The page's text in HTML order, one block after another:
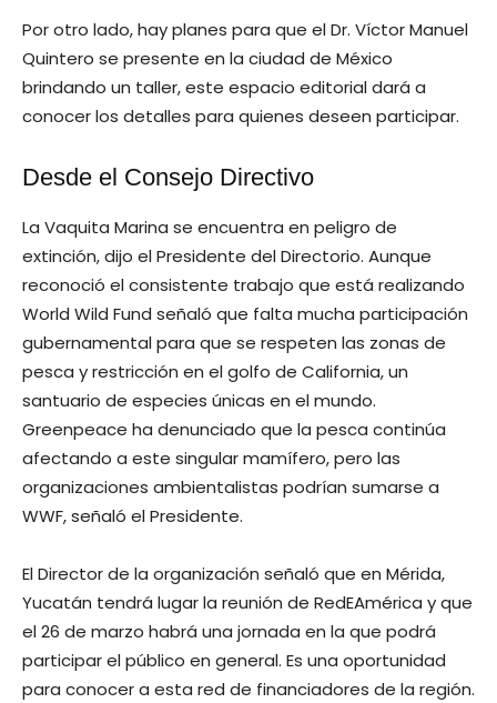
Por otro lado, hay planes para que el Dr. Víctor Manuel
Quintero se presente en la ciudad de México
brindando un taller, este espacio editorial dará a
conocer los detalles para quienes deseen participar.
Desde el Consejo Directivo
La Vaquita Marina se encuentra en peligro de
extinción, dijo el Presidente del Directorio. Aunque
reconoció el consistente trabajo que está realizando
World Wild Fund señaló que falta mucha participación
gubernamental para que se respeten las zonas de
pesca y restricción en el golfo de California, un
santuario de especies únicas en el mundo.
Greenpeace ha denunciado que la pesca continúa
afectando a este singular mamífero, pero las
organizaciones ambientalistas podrían sumarse a
WWF, señaló el Presidente.
El Director de la organización señaló que en Mérida,
Yucatán tendrá lugar la reunión de RedEAmérica y que
el 26 de marzo habrá una jornada en la que podrá
participar el público en general. Es una oportunidad
para conocer a esta red de financiadores de la región.